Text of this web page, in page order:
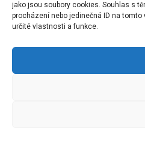
jako jsou soubory cookies. Souhlas s
procházení nebo jedinečná ID na
určité vlastnosti a funkce.